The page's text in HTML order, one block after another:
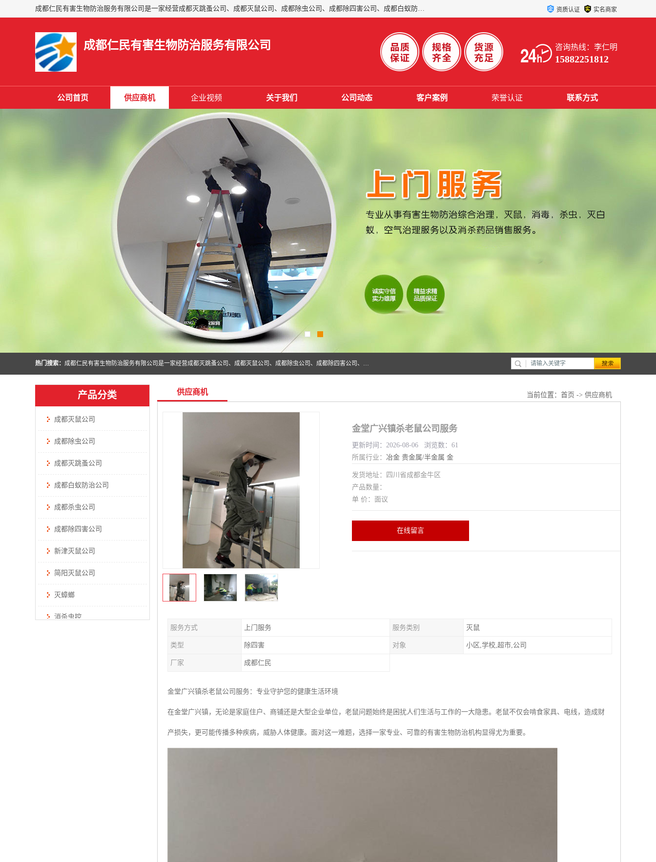
成都仁民有害生物防治服务有限公司是一家经营成都灭跳蚤公司、成都灭鼠公司、成都除虫公司、成都除四害公司、成都白蚁防治公司、成都杀虫公司等。业务覆盖：青白江、郫县、简阳、金堂、乐山、眉山、绵阳、彭州等区域。 由于我们的专业技术和服务态度得到了肯定、 目前公司已经与省内外的多个金 融企业、高端写字楼、星级酒 店、宾馆餐饮企业、学校、制造生产企业、物业小区建立了长期友好的合作关系。 资质认证 实名商家
成都仁民有害生物防治服务有限公司 咨询热线：李仁明
15882251812
公司首页 供应商机 企业视频 关于我们 公司动态 客户案例 荣誉认证 联系方式
热门搜索： 成都仁民有害生物防治服务有限公司是一家经营成都灭跳蚤公司、成都灭鼠公司、成都除虫公司、成都除四害公司、成都白蚁防治公司、成都杀虫公司等。业务覆盖：青白江、郫县、简阳、金堂、乐山、眉山、绵阳、彭州等区域。 由于我们的专业技术和服务态度得到了肯定、 目前公司已经与省内外的多个金 融企业、高端写字楼、星级酒 店、宾馆餐饮企业、学校、制造生产企业、物业小区建立了长期友好的合作关系。
产品分类
成都灭鼠公司
成都除虫公司
成都灭跳蚤公司
成都白蚁防治公司
成都杀虫公司
成都除四害公司
新津灭鼠公司
简阳灭鼠公司
灭蟑螂
消杀虫控
供应商机 当前位置： 首页 -> 供应商机
金堂广兴镇杀老鼠公司服务
更新时间：2026-08-06 浏览数：61
所属行业： 冶金 贵金属/半金属 金
发货地址：四川省成都金牛区
产品数量：
单 价：面议
在线留言
服务方式 上门服务 服务类别 灭鼠
类型 除四害 对象 小区,学校,超市,公司
厂家 成都仁民
金堂广兴镇杀老鼠公司服务：专业守护您的健康生活环境
在金堂广兴镇，无论是家庭住户、商铺还是大型企业单位，老鼠问题始终是困扰人们生活与工作的一大隐患。老鼠不仅会啃食家具、电线，造成财
产损失，更可能传播多种疾病，威胁人体健康。面对这一难题，选择一家专业、可靠的有害生物防治机构显得尤为重要。